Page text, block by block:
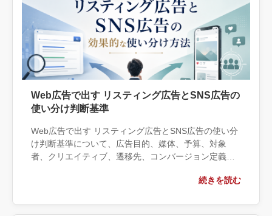
Web広告で出す リスティング広告とSNS広告の
使い分け判断基準
Web広告で出す リスティング広告とSNS広告の使い分
け判断基準について、広告目的、媒体、予算、対象
者、クリエイティブ、遷移先、コンバージョン定義の
できる範囲と外部へ相談する条件、相談前に用意する
ます。
続きを読む